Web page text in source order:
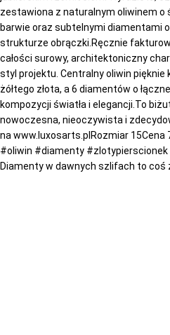
Diamenty w dawnych szlifach to coś